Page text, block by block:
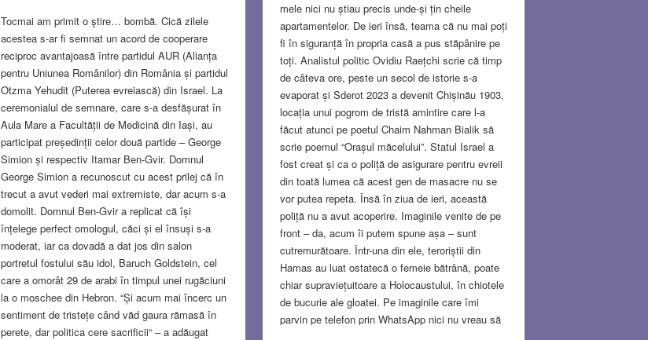
mele nici nu știau precis unde-și țin cheile
apartamentelor. De ieri însă, teama că nu mai poți
fi în siguranță în propria casă a pus stăpânire pe
toți. Analistul politic Ovidiu Raețchi scrie că timp
de câteva ore, peste un secol de istorie s-a
evaporat și Sderot 2023 a devenit Chișinău 1903,
locația unui pogrom de tristă amintire care l-a
făcut atunci pe poetul Chaim Nahman Bialik să
scrie poemul “Orașul măcelului”. Statul Israel a
fost creat și ca o poliță de asigurare pentru evreii
din toată lumea că acest gen de masacre nu se
vor putea repeta. Însă în ziua de ieri, această
poliță nu a avut acoperire. Imaginile venite de pe
front – da, acum îi putem spune așa – sunt
cutremurătoare. Într-una din ele, teroriștii din
Hamas au luat ostatecă o femeie bătrână, poate
chiar supraviețuitoare a Holocaustului, în chiotele
de bucurie ale gloatei. Pe imaginile care îmi
parvin pe telefon prin WhatsApp nici nu vreau să
Tocmai am primit o ştire… bombă. Cică zilele
acestea s-ar fi semnat un acord de cooperare
reciproc avantajoasă între partidul AUR (Alianța
pentru Uniunea Românilor) din România și partidul
Otzma Yehudit (Puterea evreiască) din Israel. La
ceremonialul de semnare, care s-a desfășurat în
Aula Mare a Facultății de Medicină din Iași, au
participat președinții celor două partide – George
Simion și respectiv Itamar Ben-Gvir. Domnul
George Simion a recunoscut cu acest prilej că în
trecut a avut vederi mai extremiste, dar acum s-a
domolit. Domnul Ben-Gvir a replicat că își
înțelege perfect omologul, căci și el însuși s-a
moderat, iar ca dovadă a dat jos din salon
portretul fostului său idol, Baruch Goldstein, cel
care a omorât 29 de arabi în timpul unei rugăciuni
la o moschee din Hebron. “Și acum mai încerc un
sentiment de tristețe când văd gaura rămasă în
perete, dar politica cere sacrificii“ – a adăugat